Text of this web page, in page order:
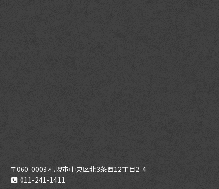
〒060-0003 札幌市中央区北3条西12丁目2-4
011-241-1411